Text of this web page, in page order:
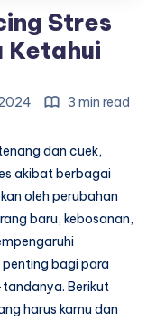
Stres
Ketahui
3 min read
dan cuek,
akibat berbagai
oleh perubahan
baru, kebosanan,
bagi para
Berikut
harus kamu dan